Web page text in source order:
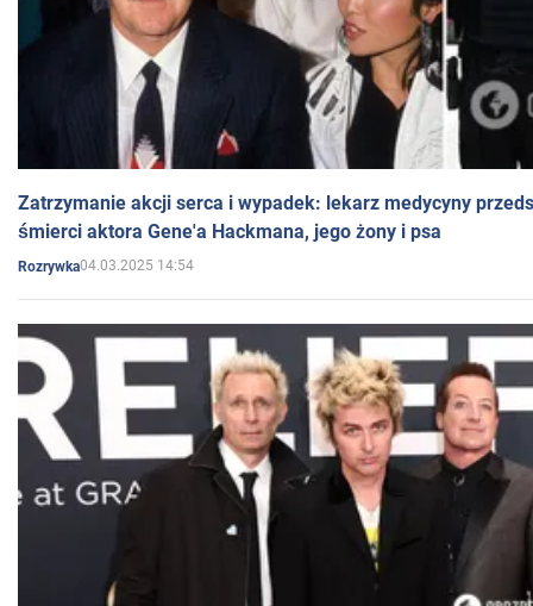
Zatrzymanie akcji serca i wypadek: lekarz medycyny
śmierci aktora Gene'a Hackmana, jego żony i psa
Rozrywka04.03.2025 14:54